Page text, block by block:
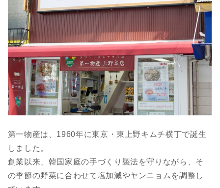
第一物産は、1960年に東京・東上野キムチ横丁で誕生
しました。
創業以来、韓国家庭の手づくり製法を守りながら、そ
の季節の野菜に合わせて塩加減やヤンニョムを調整し